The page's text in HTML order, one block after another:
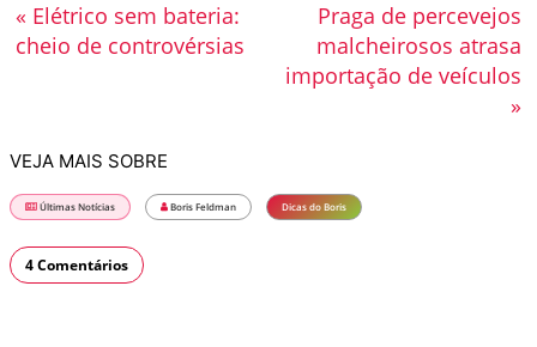
Praga de percevejos
malcheirosos atrasa
importação de veículos
»
« Elétrico sem bateria:
cheio de controvérsias
VEJA MAIS SOBRE
Últimas Notícias Boris Feldman Dicas do Boris
4 Comentários